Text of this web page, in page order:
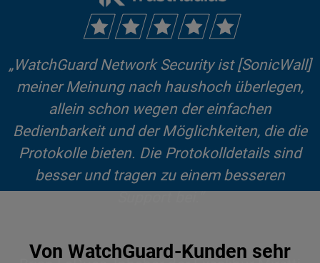
„WatchGuard Network Security ist [SonicWall]
meiner Meinung nach haushoch überlegen,
allein schon wegen der einfachen
Bedienbarkeit und der Möglichkeiten, die die
Protokolle bieten. Die Protokolldetails sind
besser und tragen zu einem besseren
Von WatchGuard-Kunden sehr